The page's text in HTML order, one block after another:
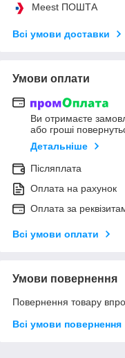
Meest ПОШТА
Всі умови доставки
Умови оплати
Ви отримаєте
або гроші
Детальніше
Післяплата
Оплата на рахунок
Оплата за
Всі умови оплати
Умови повернення
Повернення товару
Всі умови повернення